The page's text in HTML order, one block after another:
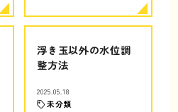
浮き玉以外の水位調
整方法
2025.05.18
未分類